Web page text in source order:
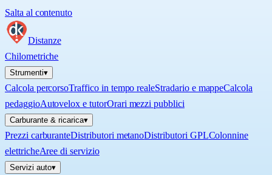
Salta al contenuto
Distanze
Chilometriche
Strumenti▾
Calcola percorsoTraffico in tempo realeStradario e mappeCalcola
pedaggioAutovelox e tutorOrari mezzi pubblici
Carburante & ricarica▾
Prezzi carburanteDistributori metanoDistributori GPLColonnine
elettricheAree di servizio
Servizi auto▾